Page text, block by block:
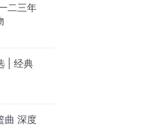
二三年
| 经典
曲 深度